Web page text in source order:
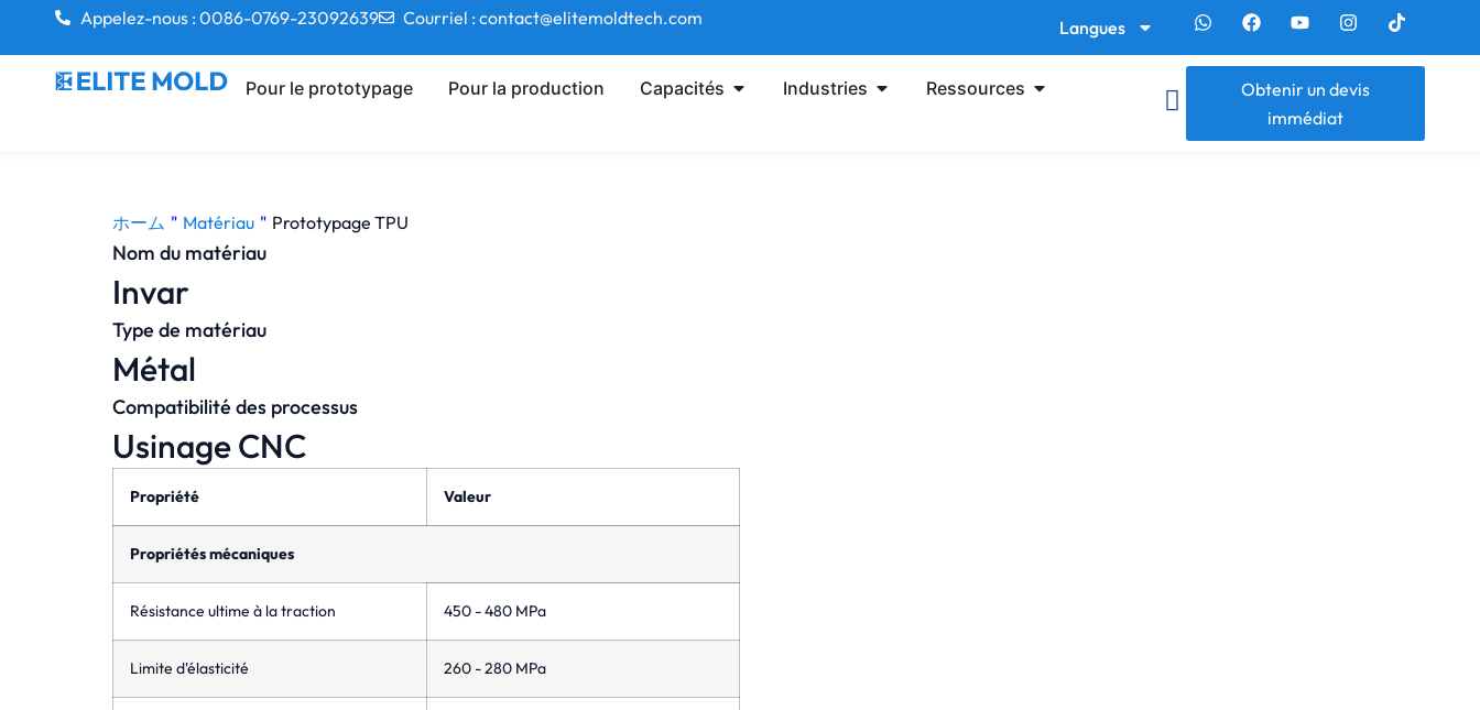
Appelez-nous : 0086-0769-23092639 Courriel : contact@elitemoldtech.com Langues
Pour le prototypage Pour la production Capacités Industries Ressources
Obtenir un devis
immédiat
ホーム " Matériau " Prototypage TPU
Nom du matériau
Invar
Type de matériau
Métal
Compatibilité des processus
Usinage CNC
Propriété Valeur
Propriétés mécaniques
Résistance ultime à la traction 450 - 480 MPa
Limite d'élasticité 260 - 280 MPa